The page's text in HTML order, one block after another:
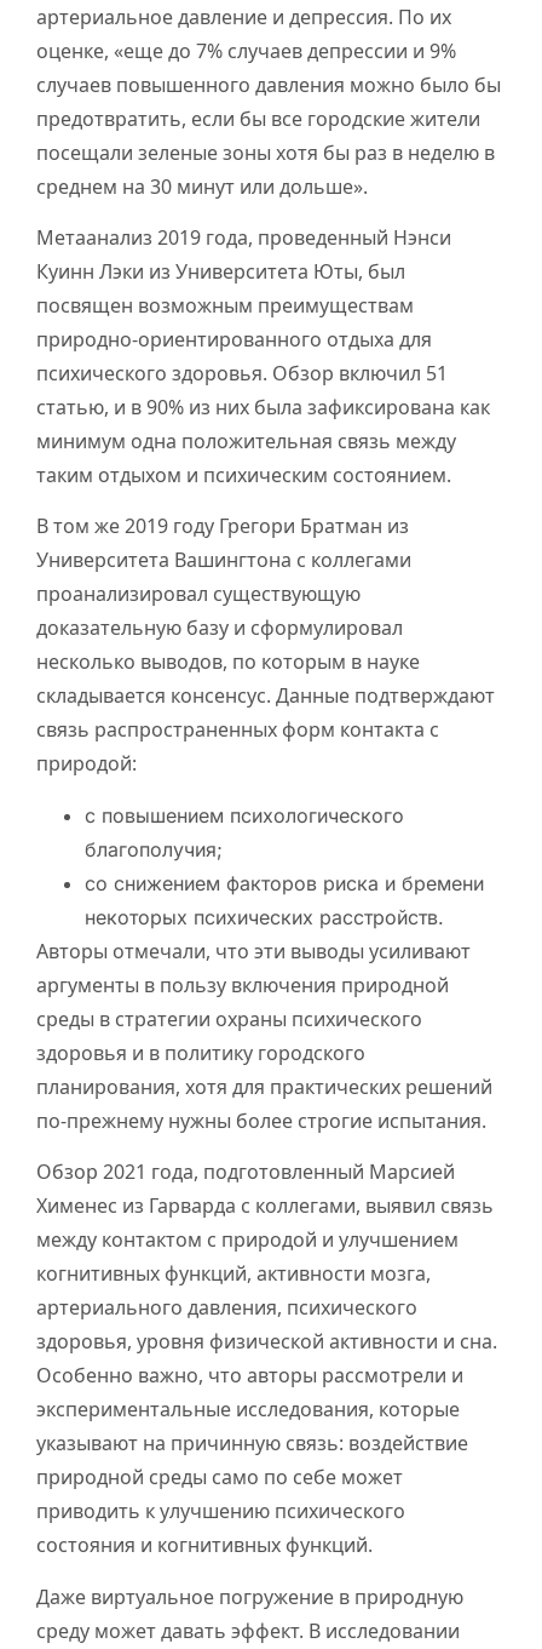
артериальное давление и депрессия. По их
оценке, «еще до 7% случаев депрессии и 9%
случаев повышенного давления можно было бы
предотвратить, если бы все городские жители
посещали зеленые зоны хотя бы раз в неделю в
среднем на 30 минут или дольше».
Метаанализ 2019 года, проведенный Нэнси
Куинн Лэки из Университета Юты, был
посвящен возможным преимуществам
природно-ориентированного отдыха для
психического здоровья. Обзор включил 51
статью, и в 90% из них была зафиксирована как
минимум одна положительная связь между
таким отдыхом и психическим состоянием.
В том же 2019 году Грегори Братман из
Университета Вашингтона с коллегами
проанализировал существующую
доказательную базу и сформулировал
несколько выводов, по которым в науке
складывается консенсус. Данные подтверждают
связь распространенных форм контакта с
природой:
с повышением психологического
благополучия;
со снижением факторов риска и бремени
некоторых психических расстройств.
Авторы отмечали, что эти выводы усиливают
аргументы в пользу включения природной
среды в стратегии охраны психического
здоровья и в политику городского
планирования, хотя для практических решений
по-прежнему нужны более строгие испытания.
Обзор 2021 года, подготовленный Марсией
Хименес из Гарварда с коллегами, выявил связь
между контактом с природой и улучшением
когнитивных функций, активности мозга,
артериального давления, психического
здоровья, уровня физической активности и сна.
Особенно важно, что авторы рассмотрели и
экспериментальные исследования, которые
указывают на причинную связь: воздействие
природной среды само по себе может
приводить к улучшению психического
состояния и когнитивных функций.
Даже виртуальное погружение в природную
среду может давать эффект. В исследовании